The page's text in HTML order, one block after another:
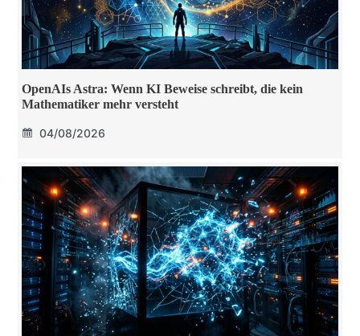
OpenAIs Astra: Wenn KI Beweise schreibt, die kein
Mathematiker mehr versteht
04/08/2026